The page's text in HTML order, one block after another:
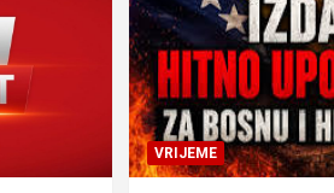
VRIJEME